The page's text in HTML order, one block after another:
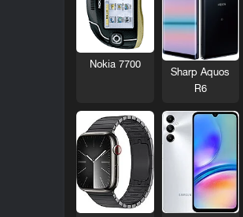
Sharp Aquos
R6
Nokia 7700